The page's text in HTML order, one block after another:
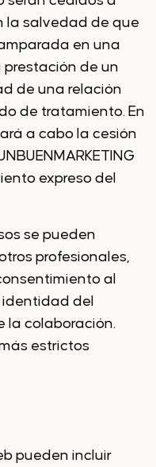
la salvedad de que
en una
de un
de una relación
de tratamiento. En
a cabo la cesión
expreso del
se pueden
profesionales,
al
del
la colaboración.
estrictos
pueden incluir